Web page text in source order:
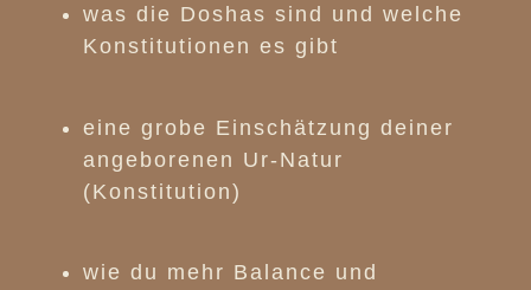
was die Doshas sind und welche
Konstitutionen es gibt
eine grobe Einschätzung deiner
angeborenen Ur-Natur
(Konstitution)
wie du mehr Balance und